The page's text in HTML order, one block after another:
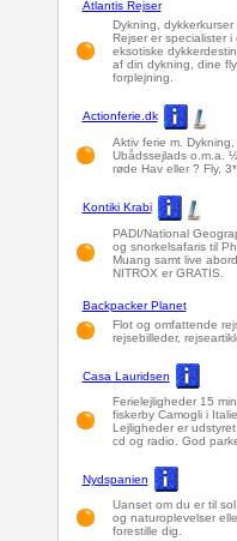
Atlantis Rejser
Dykning,
Rejser er specialister
eksotiske
af din dykning, dine
forplejning.
Actionferie.dk
Aktiv ferie m.
Ubådssejlads o.m.a.
røde Hav eller ? Fly,
Kontiki Krabi
PADI/National
og snorkelsafaris til
Muang samt live
NITROX er GRATIS.
Backpacker Planet
Flot og omfattende
rejsebilleder,
Casa Lauridsen
Ferielejligheder 15
fiskerby Camogli i
Lejligheder er
cd og radio. God
Nydspanien
Uanset om du er til
og naturoplevelser
forestille dig.